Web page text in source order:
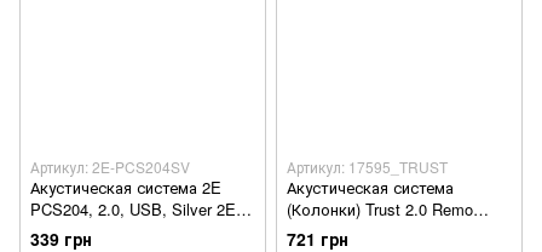
Артикул: 2E-PCS204SV
Акустическая система 2E
PCS204, 2.0, USB, Silver 2E-
PCS204SV - Уцінка
339 грн
Артикул: 17595_TRUST
Акустическая система
(Колонки) Trust 2.0 Remo
Black 17595_TRUST - Уцінка
721 грн